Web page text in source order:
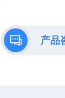
产品